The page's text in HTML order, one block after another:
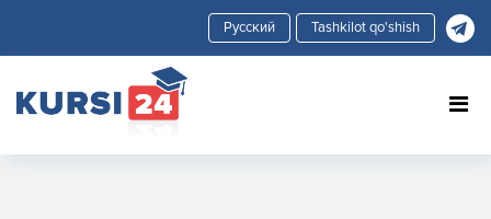
Tashkilot qo'shish